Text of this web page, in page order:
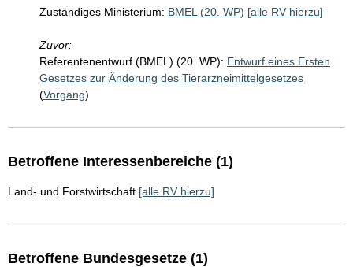
Zuständiges Ministerium: BMEL (20. WP) [alle RV hierzu]
Zuvor:
Referentenentwurf (BMEL) (20. WP): Entwurf eines Ersten
Gesetzes zur Änderung des Tierarzneimittelgesetzes
(Vorgang)
Betroffene Interessenbereiche (1)
Land- und Forstwirtschaft [alle RV hierzu]
Betroffene Bundesgesetze (1)